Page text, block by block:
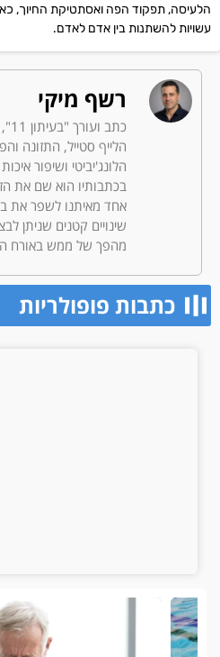
הלעיסה, תפקוד הפה ואסתטיקת החיוך,
עשויות להשתנות בין אדם לאדם.
רשף מיקי
הלייף סטייל, התזונה
הלונג'יביטי ושיפור
בכתבותיו הוא שם את
אחד מאיתנו לשפר את
שינויים קטנים שניתן
מהפך של ממש באורח
כתבות פופולריות​